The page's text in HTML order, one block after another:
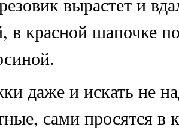
в красной шапочке
даже и искать не
сами просятся в